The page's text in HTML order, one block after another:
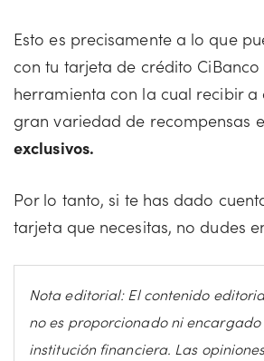
Esto es precisamente a lo que
con tu tarjeta de crédito CiBanco
herramienta con la cual recibir a
gran variedad de recompensas
exclusivos.
Por lo tanto, si te has dado
tarjeta que necesitas, no dudes
Nota editorial: El contenido
no es proporcionado ni
institución financiera. Las